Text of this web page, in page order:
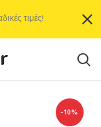
-10%
τιμές!